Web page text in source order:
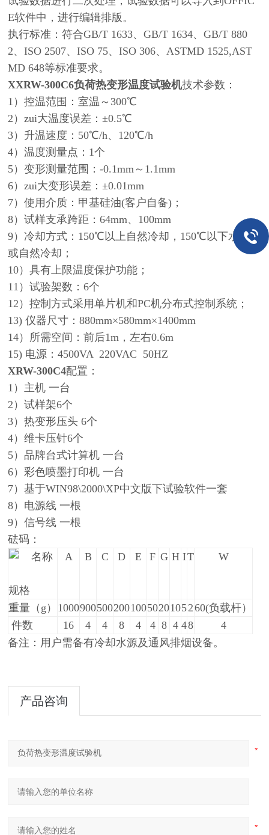
E软件中，进行编辑排版。
执行标准：符合GB/T 1633、GB/T 1634、GB/T 880
2、ISO 2507、ISO 75、ISO 306、ASTMD 1525,AST
MD 648等标准要求。
XXRW-300C6负荷热变形温度试验机技术参数：
1）控温范围：室温～300℃
2）zui大温度误差：±0.5℃
3）升温速度：50℃/h、120℃/h
4）温度测量点：1个
5）变形测量范围：-0.1mm～1.1mm
6）zui大变形误差：±0.01mm
7）使用介质：甲基硅油(客户自备)；
8）试样支承跨距：64mm、100mm
9）冷却方式：150℃以上自然冷却，150℃以下水冷却
或自然冷却；
10）具有上限温度保护功能；
11）试验架数：6个
12）控制方式采用单片机和PC机分布式控制系统；
13) 仪器尺寸：880mm×580mm×1400mm
14）所需空间：前后1m，左右0.6m
15) 电源：4500VA 220VAC 50HZ
XRW-300C4配置：
1）主机 一台
2）试样架6个
3）热变形压头 6个
4）维卡压针6个
5）品牌台式计算机 一台
6）彩色喷墨打印机 一台
7）基于WIN98\2000\XP中文版下试验软件一套
8）电源线 一根
9）信号线 一根
砝码：
名称
规格
A B C D E F G H IT W
重量（g） 10009005002001005020105260(负载杆）
件数
16 4 4 8 4 4 8 4 48
4
备注：用户需备有冷却水源及通风排烟设备。
产品咨询